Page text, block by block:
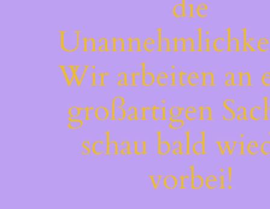
Wir arbeiten an
großartigen
schau bald
vorbei!